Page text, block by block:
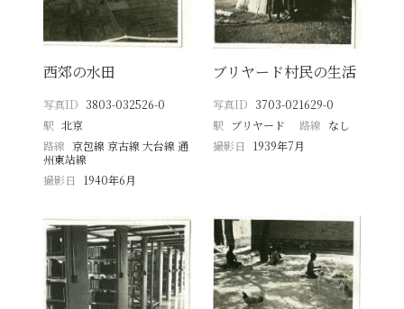
西郊の水田
写真ID 3803-032526-0
駅 北京
路線 京包線 京古線 大台線 通
州東站線
撮影日
1940年6月
ブリヤード村民の生活
写真ID 3703-021629-0
駅 ブリヤード 路線 なし
撮影日
1939年7月